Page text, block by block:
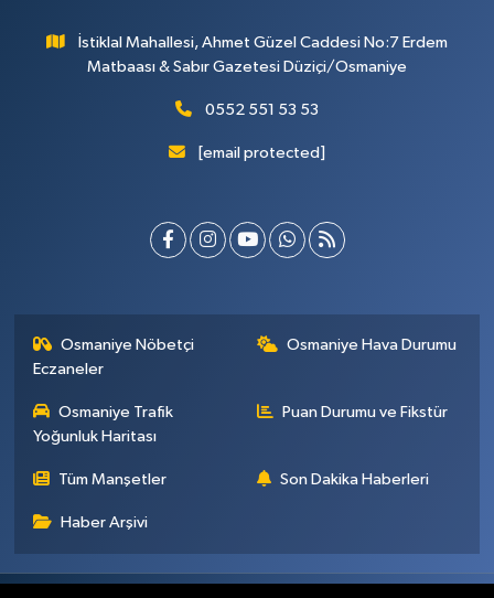
İstiklal Mahallesi, Ahmet Güzel Caddesi No:7 Erdem
Matbaası & Sabır Gazetesi Düziçi/Osmaniye
0552 551 53 53
[email protected]
Osmaniye Nöbetçi
Eczaneler
Osmaniye Hava Durumu
Osmaniye Trafik
Yoğunluk Haritası
Puan Durumu ve Fikstür
Tüm Manşetler Son Dakika Haberleri
Haber Arşivi